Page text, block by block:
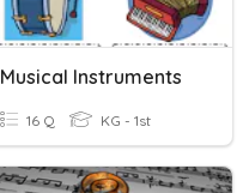
Musical Instruments
16 Q KG - 1st